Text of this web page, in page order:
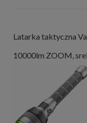
Latarka taktyczna
10000lm ZOOM,